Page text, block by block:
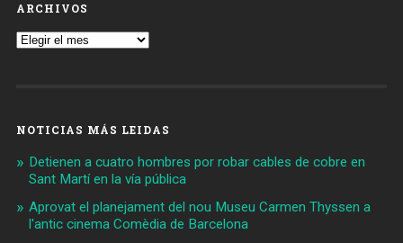
ARCHIVOS
Archivos
NOTICIAS MÁS LEIDAS
Detienen a cuatro hombres por robar cables de cobre en
Sant Martí en la vía pública
Aprovat el planejament del nou Museu Carmen Thyssen a
l'antic cinema Comèdia de Barcelona